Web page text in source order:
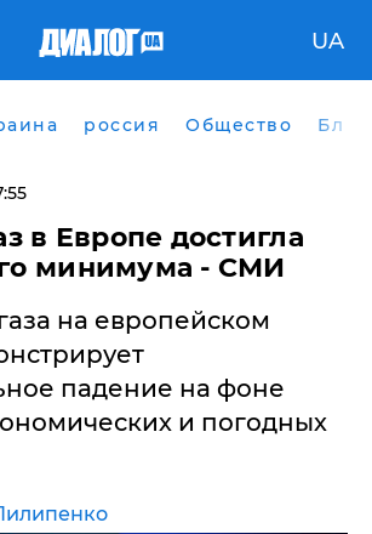
UA
россия Общество
в Европе достигла
минимума - СМИ
на европейском
падение на фоне
и погодных